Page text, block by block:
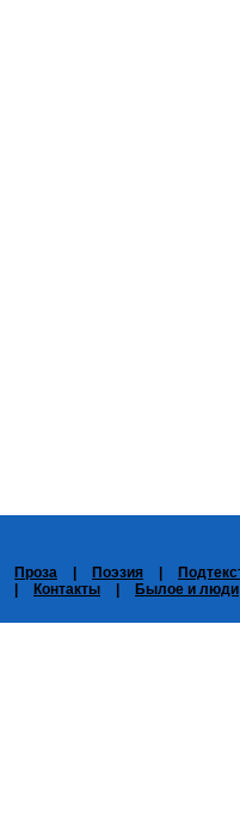
Проза Поэзия
Контакты Былое и люди